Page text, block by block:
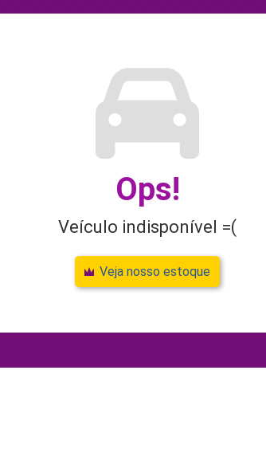
Ops!
Veículo indisponível =(
Veja nosso estoque